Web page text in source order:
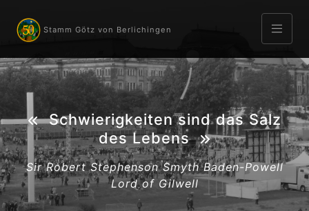
Stamm Götz von Berlichingen
Schwierigkeiten sind das Salz
des Lebens
Sir Robert Stephenson Smyth Baden-Powell
Lord of Gilwell